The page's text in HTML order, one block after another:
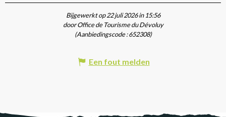
Bijgewerkt op 22 juli 2026 in 15:56
door Office de Tourisme du Dévoluy
(Aanbiedingscode :652308)
Een fout melden